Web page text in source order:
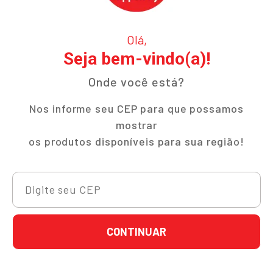
Olá,
Seja bem-vindo(a)!
Onde você está?
Nos informe seu CEP para que possamos
mostrar
os produtos disponíveis para sua região!
CONTINUAR